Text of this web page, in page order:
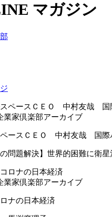
マガジン
業家倶楽部アーカイブ
ースＣＥＯ 中村友哉 国際
の問題解決】世界的困難に衛
業家倶楽部アーカイブ
ナの日本経済